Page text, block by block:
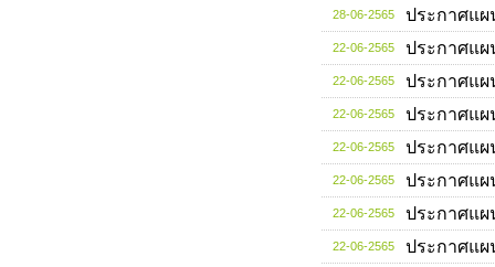
28-06-2565 ประกาศแผ
22-06-2565 ประกาศแผ
22-06-2565 ประกาศแผ
22-06-2565 ประกาศแผ
22-06-2565 ประกาศแผ
22-06-2565 ประกาศแผ
22-06-2565 ประกาศแผ
22-06-2565 ประกาศแผ